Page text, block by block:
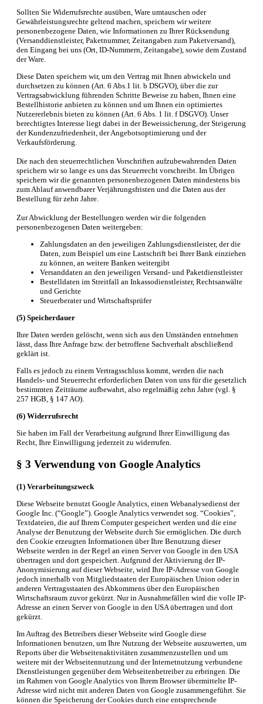
Sollten Sie Widerrufsrechte ausüben, Ware umtauschen oder
Gewährleistungsrechte geltend machen, speichern wir weitere
personenbezogene Daten, wie Informationen zu Ihrer Rücksendung
(Versanddienstleister, Paketnummer, Zeitangaben zum Paketversand),
den Eingang bei uns (Ort, ID-Nummern, Zeitangabe), sowie dem Zustand
der Ware.
Diese Daten speichern wir, um den Vertrag mit Ihnen abwickeln und
durchsetzen zu können (Art. 6 Abs.1 lit. b DSGVO), über die zur
Vertragsabwicklung führenden Schritte Beweise zu haben, Ihnen eine
Bestellhistorie anbieten zu können und um Ihnen ein optimiertes
Nutzererlebnis bieten zu können (Art. 6 Abs. 1 lit. f DSGVO). Unser
berechtigtes Interesse liegt dabei in der Beweissicherung, der Steigerung
der Kundenzufriedenheit, der Angebotsoptimierung und der
Verkaufsförderung.
Die nach den steuerrechtlichen Vorschriften aufzubewahrenden Daten
speichern wir so lange es uns das Steuerrecht vorschreibt. Im Übrigen
speichern wir die genannten personenbezogenen Daten mindestens bis
zum Ablauf anwendbarer Verjährungsfristen und die Daten aus der
Bestellung für zehn Jahre.
Zur Abwicklung der Bestellungen werden wir die folgenden
personenbezogenen Daten weitergeben:
Zahlungsdaten an den jeweiligen Zahlungsdienstleister, der die
Daten, zum Beispiel um eine Lastschrift bei Ihrer Bank einziehen
zu können, an weitere Banken weitergibt
Versanddaten an den jeweiligen Versand- und Paketdienstleister
Bestelldaten im Streitfall an Inkassodienstleister, Rechtsanwälte
und Gerichte
Steuerberater und Wirtschaftsprüfer
(5) Speicherdauer
Ihre Daten werden gelöscht, wenn sich aus den Umständen entnehmen
lässt, dass Ihre Anfrage bzw. der betroffene Sachverhalt abschließend
geklärt ist.
Falls es jedoch zu einem Vertragsschluss kommt, werden die nach
Handels- und Steuerrecht erforderlichen Daten von uns für die gesetzlich
bestimmten Zeiträume aufbewahrt, also regelmäßig zehn Jahre (vgl. §
257 HGB, § 147 AO).
(6) Widerrufsrecht
Sie haben im Fall der Verarbeitung aufgrund Ihrer Einwilligung das
Recht, Ihre Einwilligung jederzeit zu widerrufen.
§ 3 Verwendung von Google Analytics
(1) Verarbeitungszweck
Diese Webseite benutzt Google Analytics, einen Webanalysedienst der
Google Inc. (“Google”). Google Analytics verwendet sog. “Cookies”,
Textdateien, die auf Ihrem Computer gespeichert werden und die eine
Analyse der Benutzung der Webseite durch Sie ermöglichen. Die durch
den Cookie erzeugten Informationen über Ihre Benutzung dieser
Webseite werden in der Regel an einen Server von Google in den USA
übertragen und dort gespeichert. Aufgrund der Aktivierung der IP-
Anonymisierung auf dieser Webseite, wird Ihre IP-Adresse von Google
jedoch innerhalb von Mitgliedstaaten der Europäischen Union oder in
anderen Vertragsstaaten des Abkommens über den Europäischen
Wirtschaftsraum zuvor gekürzt. Nur in Ausnahmefällen wird die volle IP-
Adresse an einen Server von Google in den USA übertragen und dort
gekürzt.
Im Auftrag des Betreibers dieser Webseite wird Google diese
Informationen benutzen, um Ihre Nutzung der Webseite auszuwerten, um
Reports über die Webseitenaktivitäten zusammenzustellen und um
weitere mit der Webseitennutzung und der Internetnutzung verbundene
Dienstleistungen gegenüber dem Webseitenbetreiber zu erbringen. Die
im Rahmen von Google Analytics von Ihrem Browser übermittelte IP-
Adresse wird nicht mit anderen Daten von Google zusammengeführt. Sie
können die Speicherung der Cookies durch eine entsprechende